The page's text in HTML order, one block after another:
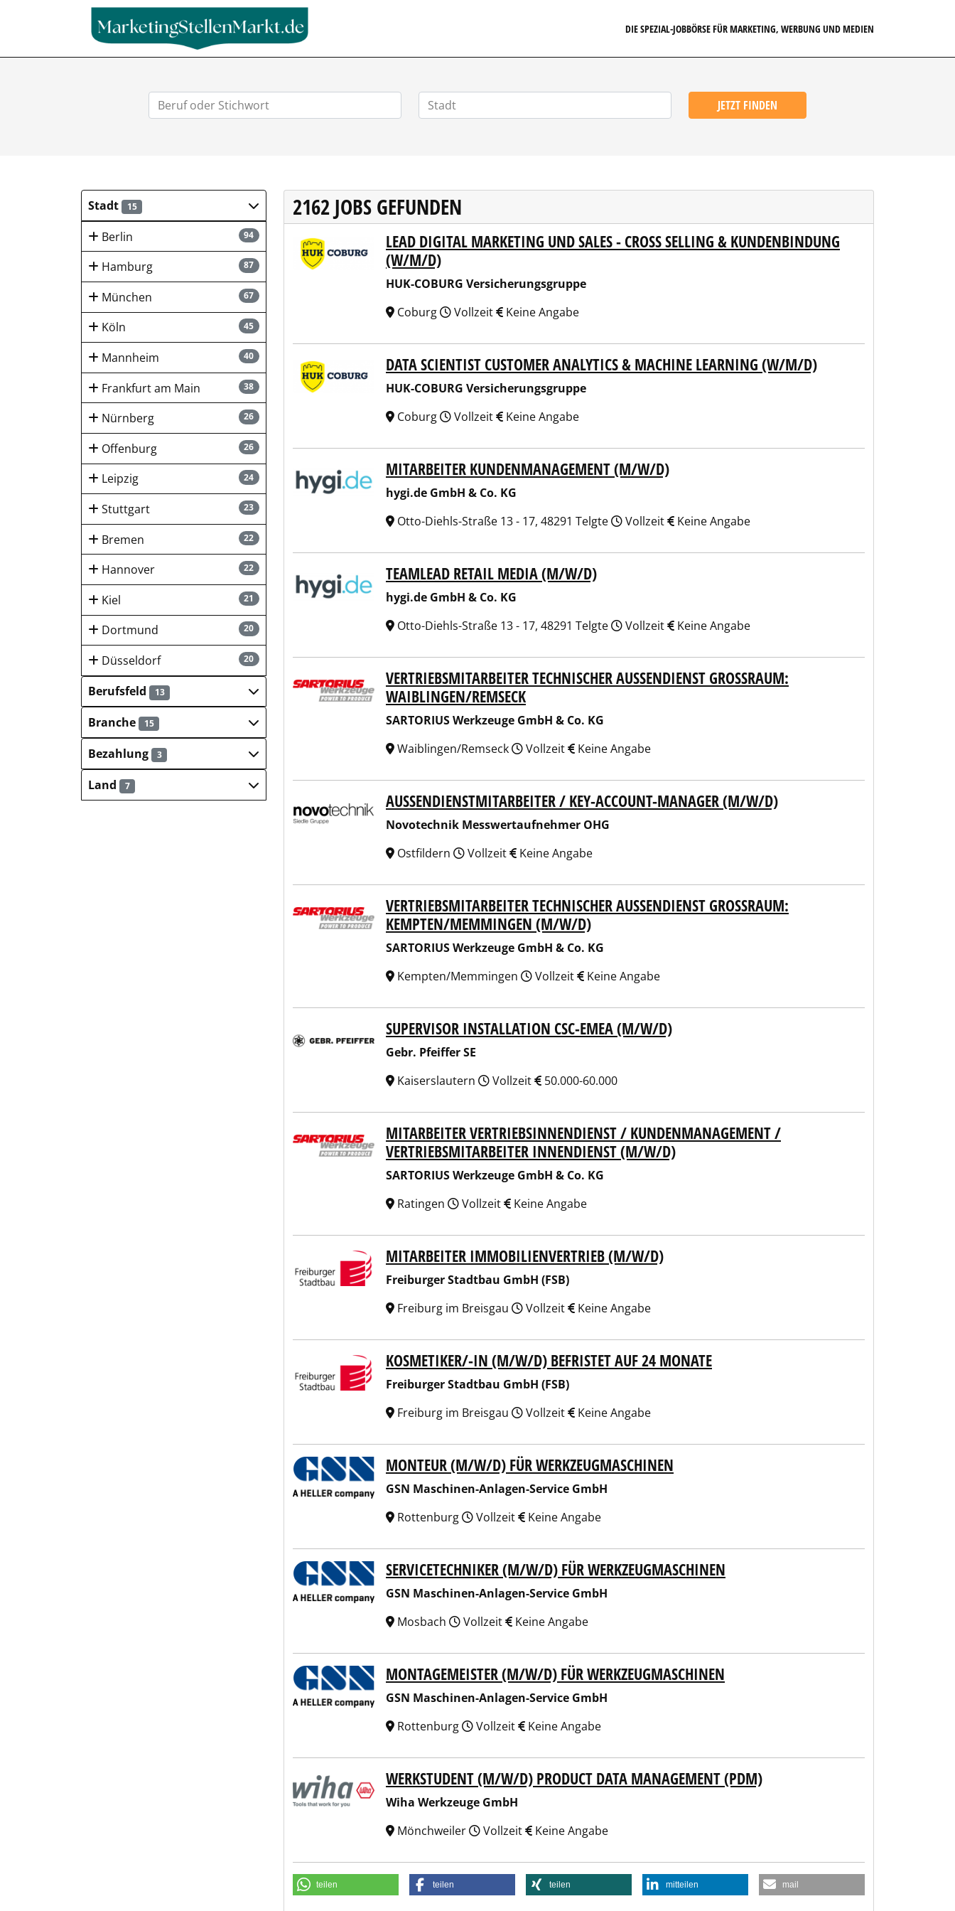
DIE SPEZIAL-JOBBÖRSE FÜR MARKETING, WERBUNG UND MEDIEN
JETZT FINDEN
Stadt 15
94
Berlin
87
Hamburg
67
München
45
Köln
40
Mannheim
38
Frankfurt am Main
26
Nürnberg
26
Offenburg
24
Leipzig
23
Stuttgart
22
Bremen
22
Hannover
21
Kiel
20
Dortmund
20
Düsseldorf
Berufsfeld
13
Branche 15
Bezahlung 3
Land 7
2162 JOBS GEFUNDEN
HUK-COBURG Versicherungsgruppe
LEAD DIGITAL MARKETING UND SALES - CROSS SELLING & KUNDENBINDUNG
(W/M/D)
HUK-COBURG Versicherungsgruppe
Coburg
Vollzeit Keine Angabe
HUK-COBURG Versicherungsgruppe
DATA SCIENTIST CUSTOMER ANALYTICS & MACHINE LEARNING (W/M/D)
HUK-COBURG Versicherungsgruppe
Coburg
Vollzeit Keine Angabe
hygi.de GmbH & Co. KGMITARBEITER KUNDENMANAGEMENT (M/W/D)
hygi.de GmbH & Co. KG
Otto-Diehls-Straße 13 - 17, 48291 Telgte
Vollzeit Keine Angabe
hygi.de GmbH & Co. KGTEAMLEAD RETAIL MEDIA (M/W/D)
hygi.de GmbH & Co. KG
Otto-Diehls-Straße 13 - 17, 48291 Telgte
Vollzeit Keine Angabe
SARTORIUS Werkzeuge GmbH & Co. KG
VERTRIEBSMITARBEITER TECHNISCHER AUSSENDIENST GROSSRAUM: WA
IBLINGEN/REMSECK
SARTORIUS Werkzeuge GmbH & Co. KG
Waiblingen/Remseck
Vollzeit Keine Angabe
Novotechnik Messwertaufnehmer OHG
AUSSENDIENSTMITARBEITER / KEY-ACCOUNT-MANAGER (M/W/D)
Novotechnik Messwertaufnehmer OHG
Ostfildern
Vollzeit Keine Angabe
SARTORIUS Werkzeuge GmbH & Co. KG
VERTRIEBSMITARBEITER TECHNISCHER AUSSENDIENST GROSSRAUM: KE
MPTEN/MEMMINGEN (M/W/D)
SARTORIUS Werkzeuge GmbH & Co. KG
Kempten/Memmingen
Vollzeit Keine Angabe
SUPERVISOR INSTALLATION CSC-EMEA (M/W/D)
Gebr. Pfeiffer SE
Kaiserslautern
Vollzeit 50.000-60.000
SARTORIUS Werkzeuge GmbH & Co. KG
MITARBEITER VERTRIEBSINNENDIENST / KUNDENMANAGEMENT /
VERTRIEBSMITARBEITER INNENDIENST (M/W/D)
SARTORIUS Werkzeuge GmbH & Co. KG
Ratingen
Vollzeit Keine Angabe
Freiburger Stadtbau GmbH (FSB)MITARBEITER IMMOBILIENVERTRIEB (M/W/D)
Freiburger Stadtbau GmbH (FSB)
Freiburg im Breisgau
Vollzeit Keine Angabe
Freiburger Stadtbau GmbH (FSB)KOSMETIKER/-IN (M/W/D) BEFRISTET AUF 24 MONATE
Freiburger Stadtbau GmbH (FSB)
Freiburg im Breisgau
Vollzeit Keine Angabe
GSN Maschinen-Anlagen-Service GmbH
MONTEUR (M/W/D) FÜR WERKZEUGMASCHINEN
GSN Maschinen-Anlagen-Service GmbH
Rottenburg
Vollzeit Keine Angabe
GSN Maschinen-Anlagen-Service GmbH
SERVICETECHNIKER (M/W/D) FÜR WERKZEUGMASCHINEN
GSN Maschinen-Anlagen-Service GmbH
Mosbach
Vollzeit Keine Angabe
GSN Maschinen-Anlagen-Service GmbH
MONTAGEMEISTER (M/W/D) FÜR WERKZEUGMASCHINEN
GSN Maschinen-Anlagen-Service GmbH
Rottenburg
Vollzeit Keine Angabe
Wiha Werkzeuge GmbHWERKSTUDENT (M/W/D) PRODUCT DATA MANAGEMENT (PDM)
Wiha Werkzeuge GmbH
Mönchweiler
Vollzeit Keine Angabe
teilen teilen teilen mitteilen mail